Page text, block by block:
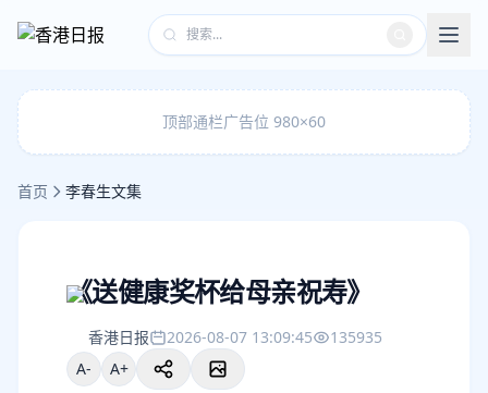
顶部通栏广告位 980×60
首页 李春生文集
《送健康奖杯给母亲祝寿》
香港日报 2026-08-07 13:09:45
135935
A-
A+